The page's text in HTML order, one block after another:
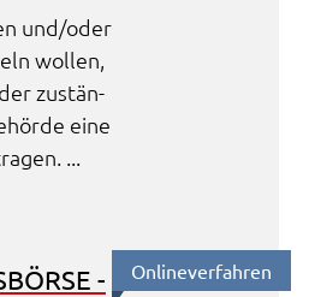
und/oder
wollen,
zustän­
eine
...
-
Online­ver­fah­ren